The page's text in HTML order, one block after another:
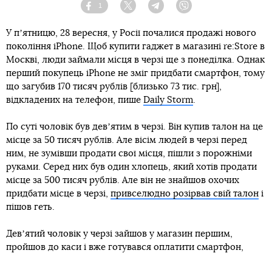
Facebook
1
Twitter TelegramViber
У пʼятницю, 28 вересня, у Росії почалися продажі нового
покоління iPhone. Щоб купити гаджет в магазині re:Store в
Москві, люди займали місця в черзі ще з понеділка. Однак
перший покупець iPhone не зміг придбати смартфон, тому
що загубив 170 тисяч рублів [близько 73 тис. грн],
відкладених на телефон, пише Daily Storm.
По суті чоловік був девʼятим в черзі. Він купив талон на це
місце за 50 тисяч рублів. Але вісім людей в черзі перед
ним, не зумівши продати свої місця, пішли з порожніми
руками. Серед них був один хлопець, який хотів продати
місце за 500 тисяч рублів. Але він не знайшов охочих
придбати місце в черзі, привселюдно розірвав свій талон і
пішов геть.
Девʼятий чоловік у черзі зайшов у магазин першим,
пройшов до каси і вже готувався оплатити смартфон,